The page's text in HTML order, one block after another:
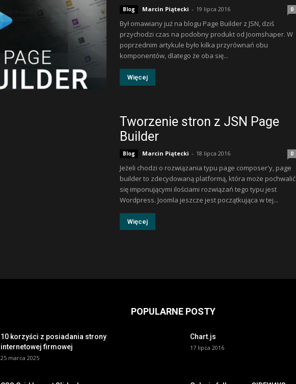
Blog Marcin Piątecki - 19 lipca 2016 0
Był omawiany już na blogu Page Builder z JSN, dziś
przychodzi czas na podobny produkt od Joomshaper. W
poprzednim artykule było kilka przyrównań obu
komponentów, dlatego że oba się...
Więcej
Tworzenie stron z JSN Page
Builder
Blog Marcin Piątecki - 18 lipca 2016 0
Jeżeli chodzi o rozwiązania typu page composer'y, page
builder to zdecydowaną platformą, która może pochwalić
się imponującymi ilościami rozwiązań tego typu jest
Wordpress. Joomla jeszcze jest początkująca w tej...
Więcej
10 korzyści z posiadania strony
internetowej firmowej
25 marca 2025
POPULARNE POSTY
Chart.js
17 lipca 2016